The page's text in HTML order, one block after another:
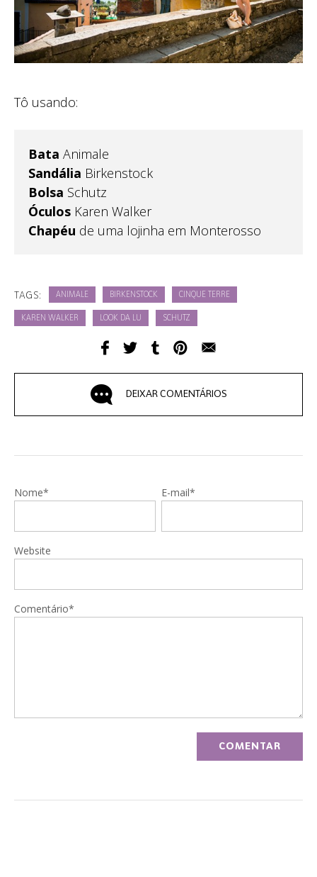
Tô usando:
Bata Animale
Sandália Birkenstock
Bolsa Schutz
Óculos Karen Walker
Chapéu de uma lojinha em Monterosso
TAGS: ANIMALE BIRKENSTOCK CINQUE TERRE
KAREN WALKER LOOK DA LU SCHUTZ
DEIXAR COMENTÁRIOS
Nome* E-mail*
Website
Comentário*